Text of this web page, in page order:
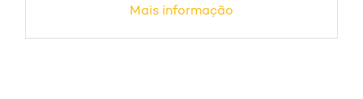
Mais informação